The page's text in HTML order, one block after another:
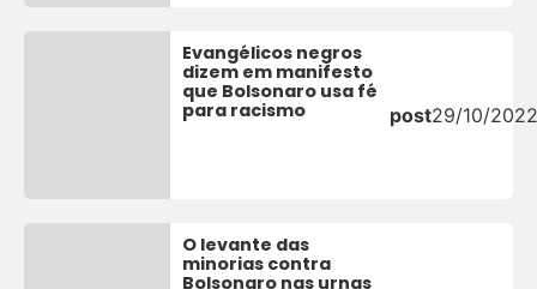
Evangélicos negros
dizem em manifesto
que Bolsonaro usa fé
para racismo
post29/10/
O levante das
minorias contra
Bolsonaro nas urnas